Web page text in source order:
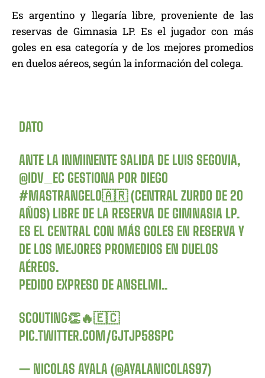
Es argentino y llegaría libre, proveniente de las
reservas de Gimnasia LP. Es el jugador con más
goles en esa categoría y de los mejores promedios
en duelos aéreos, según la información del colega.
DATO
ANTE LA INMINENTE SALIDA DE LUIS SEGOVIA,
@IDV_EC GESTIONA POR DIEGO
#MASTRANGELO🇦🇷 (CENTRAL ZURDO DE 20
AÑOS) LIBRE DE LA RESERVA DE GIMNASIA LP.
ES EL CENTRAL CON MÁS GOLES EN RESERVA Y
DE LOS MEJORES PROMEDIOS EN DUELOS
AÉREOS.
PEDIDO EXPRESO DE ANSELMI..
SCOUTING👏🔥🇪🇨
PIC.TWITTER.COM/GJTJP58SPC
— NICOLAS AYALA (@AYALANICOLAS97)